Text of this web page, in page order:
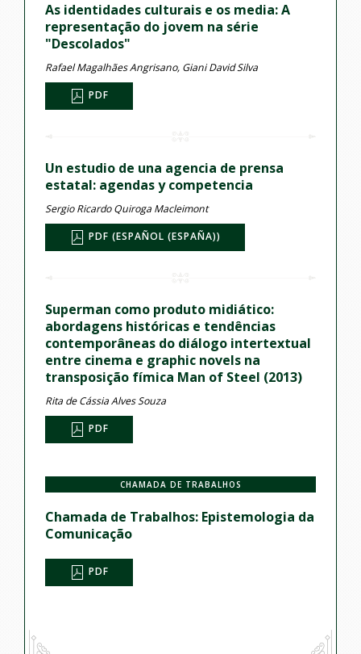
As identidades culturais e os media: A
representação do jovem na série
"Descolados"
Rafael Magalhães Angrisano, Giani David Silva
PDF
Un estudio de una agencia de prensa
estatal: agendas y competencia
Sergio Ricardo Quiroga Macleimont
PDF (ESPAÑOL (ESPAÑA))
Superman como produto midiático:
abordagens históricas e tendências
contemporâneas do diálogo intertextual
entre cinema e graphic novels na
transposição fímica Man of Steel (2013)
Rita de Cássia Alves Souza
PDF
CHAMADA DE TRABALHOS
Chamada de Trabalhos: Epistemologia da
Comunicação
PDF